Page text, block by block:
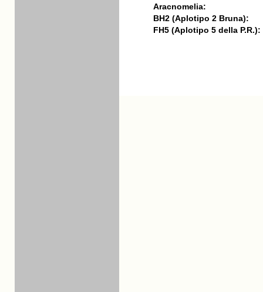
Aracnomelia:
BH2 (Aplotipo 2 Bruna):
FH5 (Aplotipo 5 della P.R.):